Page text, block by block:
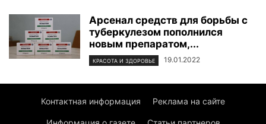
Арсенал средств для борьбы с
туберкулезом пополнился
новым препаратом,...
КРАСОТА И ЗДОРОВЬЕ 19.01.2022
Контактная информация Реклама на сайте